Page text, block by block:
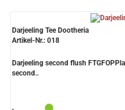
Darjeeling Tee Dootheria
Artikel-Nr.: 018
Darjeeling second flush
second..